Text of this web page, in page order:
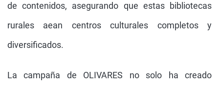
de contenidos, asegurando que estas bibliotecas
rurales aean centros culturales completos y
diversificados.
La campaña de OLIVARES no solo ha creado